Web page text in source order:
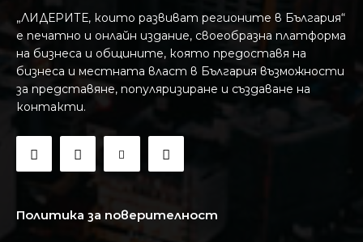
„ЛИДЕРИТЕ, които развиват регионите в България“
е печатно и онлайн издание, своеобразна платформа
на бизнеса и общините, която предоставя на
бизнесa и местната власт в България възможности
за представяне, популяризиране и създаване на
контакти.
Политика за поверителност